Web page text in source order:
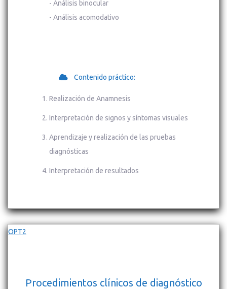
- Análisis binocular
- Análisis acomodativo
Contenido práctico:
Realización de Anamnesis
Interpretación de signos y síntomas visuales
Aprendizaje y realización de las pruebas
diagnósticas
Interpretación de resultados
OPT2
Procedimientos clínicos de diagnóstico